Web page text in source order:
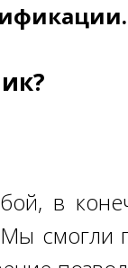
в
смогли